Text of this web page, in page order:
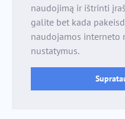
naudojimą ir ištrinti
galite bet kada
naudojamos interneto
nustatymus.